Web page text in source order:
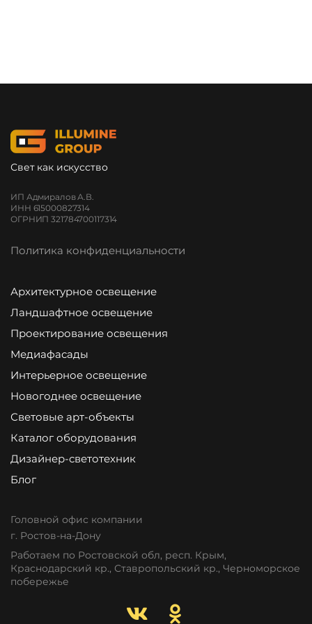
Свет как искусство
ИП Адмиралов А.В.
ИНН 615000827314
ОГРНИП 321784700117314
Политика конфиденциальности
Архитектурное освещение
Ландшафтное освещение
Проектирование освещения
Медиафасады
Интерьерное освещение
Новогоднее освещение
Световые арт-объекты
Каталог оборудования
Дизайнер-светотехник
Блог
Головной офис компании
г. Ростов-на-Дону
Работаем по Ростовской обл, респ. Крым,
Краснодарский кр., Ставропольский кр., Черноморское
побережье